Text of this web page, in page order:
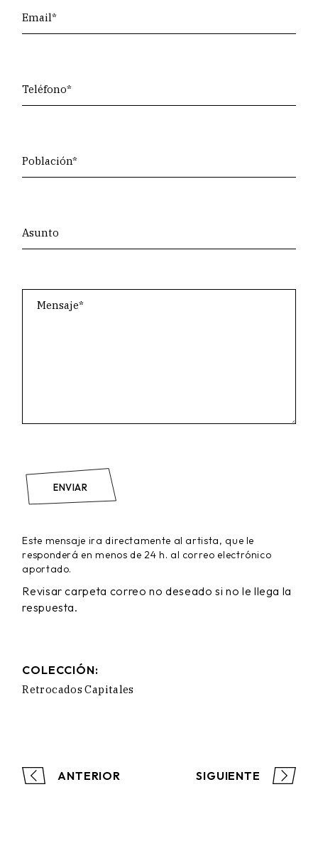
ENVIAR
Este mensaje ira directamente al artista, que le
responderá en menos de 24 h. al correo electrónico
aportado.
Revisar carpeta correo no deseado si no le llega la
respuesta.
COLECCIÓN:
Retrocados Capitales
ANTERIOR SIGUIENTE